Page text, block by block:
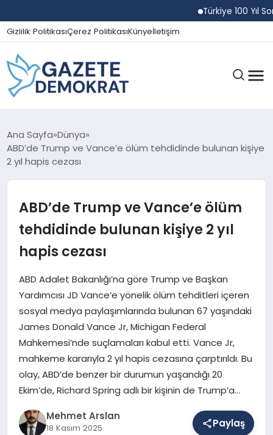
Türkiye 100 Yıl Sonra
Gizlilik PolitikasıÇerez PolitikasıKünyeİletişim
GÜNDEM
EKONOMI
SPOR
SAĞLIK
EĞITIM
Ana Sayfa Dünya
ABD’de Trump ve Vance’e ölüm tehdidinde bulunan kişiye
2 yıl hapis cezası
ABD’de Trump ve Vance’e ölüm
tehdidinde bulunan kişiye 2 yıl
hapis cezası
ABD Adalet Bakanlığı’na göre Trump ve Başkan
Yardımcısı JD Vance’e yönelik ölüm tehditleri içeren
sosyal medya paylaşımlarında bulunan 67 yaşındaki
James Donald Vance Jr, Michigan Federal
Mahkemesi’nde suçlamaları kabul etti. Vance Jr,
mahkeme kararıyla 2 yıl hapis cezasına çarptırıldı. Bu
olay, ABD’de benzer bir durumun yaşandığı 20
Ekim’de, Richard Spring adlı bir kişinin de Trump’a…
Mehmet Arslan
18 Kasım 2025 Paylaş